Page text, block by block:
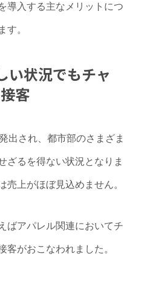
導入する主なメリットにつ
す。
い状況でもチャ
客
出され、都市部のさまざま
ざるを得ない状況となりま
売上がほぼ見込めません。
ばアパレル関連においてチ
客がおこなわれました。